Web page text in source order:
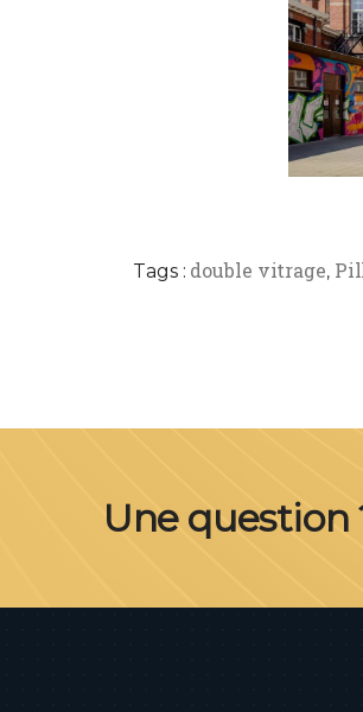
Tags : double vitrage,
Une question